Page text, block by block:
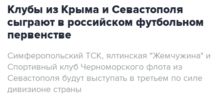
Клубы из Крыма и Севастополя
сыграют в российском футбольном
первенстве
Симферопольский ТСК, ялтинская "Жемчужина" и
Спортивный клуб Черноморского флота из
Севастополя будут выступать в третьем по силе
дивизионе страны